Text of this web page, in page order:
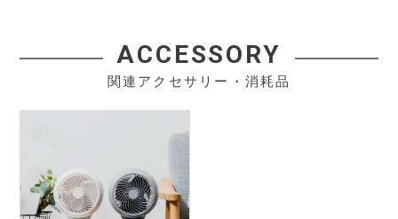
ACCESSORY
関連アクセサリー・消耗品